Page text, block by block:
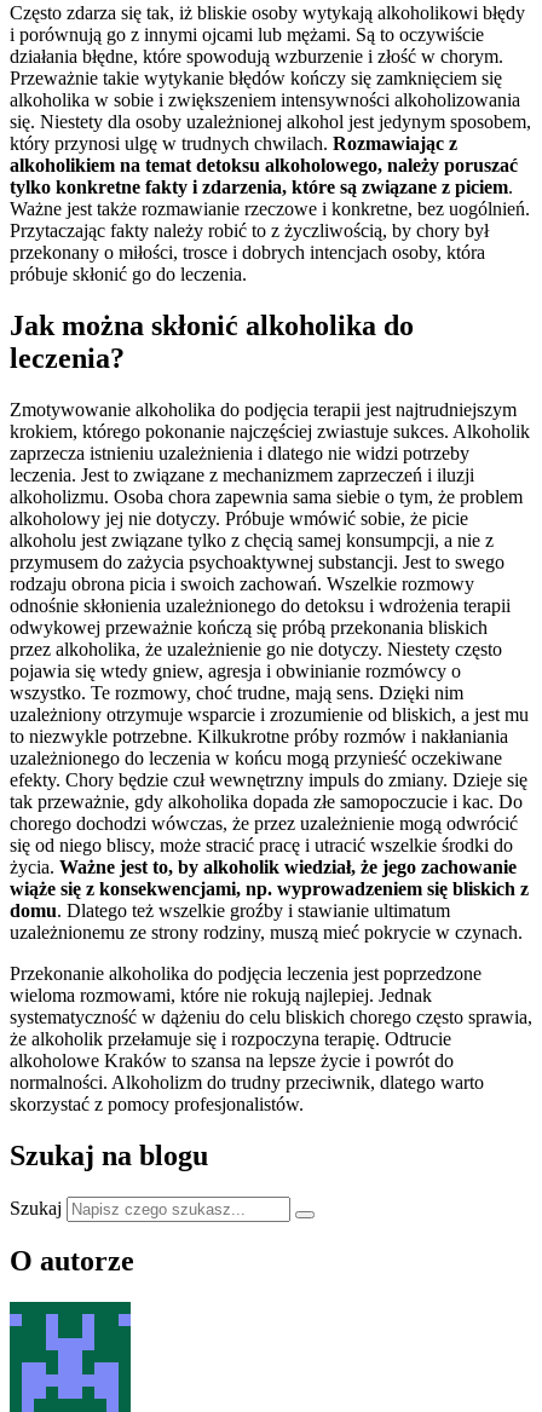
Często zdarza się tak, iż bliskie osoby wytykają alkoholikowi błędy
i porównują go z innymi ojcami lub mężami. Są to oczywiście
działania błędne, które spowodują wzburzenie i złość w chorym.
Przeważnie takie wytykanie błędów kończy się zamknięciem się
alkoholika w sobie i zwiększeniem intensywności alkoholizowania
się. Niestety dla osoby uzależnionej alkohol jest jedynym sposobem,
który przynosi ulgę w trudnych chwilach. Rozmawiając z
alkoholikiem na temat detoksu alkoholowego, należy poruszać
tylko konkretne fakty i zdarzenia, które są związane z piciem.
Ważne jest także rozmawianie rzeczowe i konkretne, bez uogólnień.
Przytaczając fakty należy robić to z życzliwością, by chory był
przekonany o miłości, trosce i dobrych intencjach osoby, która
próbuje skłonić go do leczenia.
Jak można skłonić alkoholika do
leczenia?
Zmotywowanie alkoholika do podjęcia terapii jest najtrudniejszym
krokiem, którego pokonanie najczęściej zwiastuje sukces. Alkoholik
zaprzecza istnieniu uzależnienia i dlatego nie widzi potrzeby
leczenia. Jest to związane z mechanizmem zaprzeczeń i iluzji
alkoholizmu. Osoba chora zapewnia sama siebie o tym, że problem
alkoholowy jej nie dotyczy. Próbuje wmówić sobie, że picie
alkoholu jest związane tylko z chęcią samej konsumpcji, a nie z
przymusem do zażycia psychoaktywnej substancji. Jest to swego
rodzaju obrona picia i swoich zachowań. Wszelkie rozmowy
odnośnie skłonienia uzależnionego do detoksu i wdrożenia terapii
odwykowej przeważnie kończą się próbą przekonania bliskich
przez alkoholika, że uzależnienie go nie dotyczy. Niestety często
pojawia się wtedy gniew, agresja i obwinianie rozmówcy o
wszystko. Te rozmowy, choć trudne, mają sens. Dzięki nim
uzależniony otrzymuje wsparcie i zrozumienie od bliskich, a jest mu
to niezwykle potrzebne. Kilkukrotne próby rozmów i nakłaniania
uzależnionego do leczenia w końcu mogą przynieść oczekiwane
efekty. Chory będzie czuł wewnętrzny impuls do zmiany. Dzieje się
tak przeważnie, gdy alkoholika dopada złe samopoczucie i kac. Do
chorego dochodzi wówczas, że przez uzależnienie mogą odwrócić
się od niego bliscy, może stracić pracę i utracić wszelkie środki do
życia. Ważne jest to, by alkoholik wiedział, że jego zachowanie
wiąże się z konsekwencjami, np. wyprowadzeniem się bliskich z
domu. Dlatego też wszelkie groźby i stawianie ultimatum
uzależnionemu ze strony rodziny, muszą mieć pokrycie w czynach.
Przekonanie alkoholika do podjęcia leczenia jest poprzedzone
wieloma rozmowami, które nie rokują najlepiej. Jednak
systematyczność w dążeniu do celu bliskich chorego często sprawia,
że alkoholik przełamuje się i rozpoczyna terapię. Odtrucie
alkoholowe Kraków to szansa na lepsze życie i powrót do
normalności. Alkoholizm do trudny przeciwnik, dlatego warto
skorzystać z pomocy profesjonalistów.
Szukaj na blogu
Szukaj
O autorze